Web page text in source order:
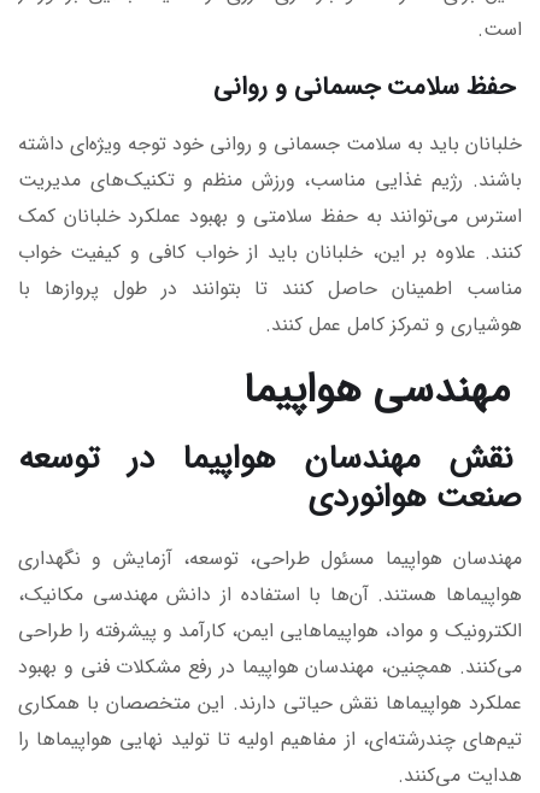
است.
حفظ سلامت جسمانی و روانی
خلبانان باید به سلامت جسمانی و روانی خود توجه ویژه‌ای داشته
باشند. رژیم غذایی مناسب، ورزش منظم و تکنیک‌های مدیریت
استرس می‌توانند به حفظ سلامتی و بهبود عملکرد خلبانان کمک
کنند. علاوه بر این، خلبانان باید از خواب کافی و کیفیت خواب
مناسب اطمینان حاصل کنند تا بتوانند در طول پروازها با
هوشیاری و تمرکز کامل عمل کنند.
مهندسی هواپیما
نقش مهندسان هواپیما در توسعه
صنعت هوانوردی
مهندسان هواپیما مسئول طراحی، توسعه، آزمایش و نگهداری
هواپیماها هستند. آن‌ها با استفاده از دانش مهندسی مکانیک،
الکترونیک و مواد، هواپیماهایی ایمن، کارآمد و پیشرفته را طراحی
می‌کنند. همچنین، مهندسان هواپیما در رفع مشکلات فنی و بهبود
عملکرد هواپیماها نقش حیاتی دارند. این متخصصان با همکاری
تیم‌های چندرشته‌ای، از مفاهیم اولیه تا تولید نهایی هواپیماها را
هدایت می‌کنند.